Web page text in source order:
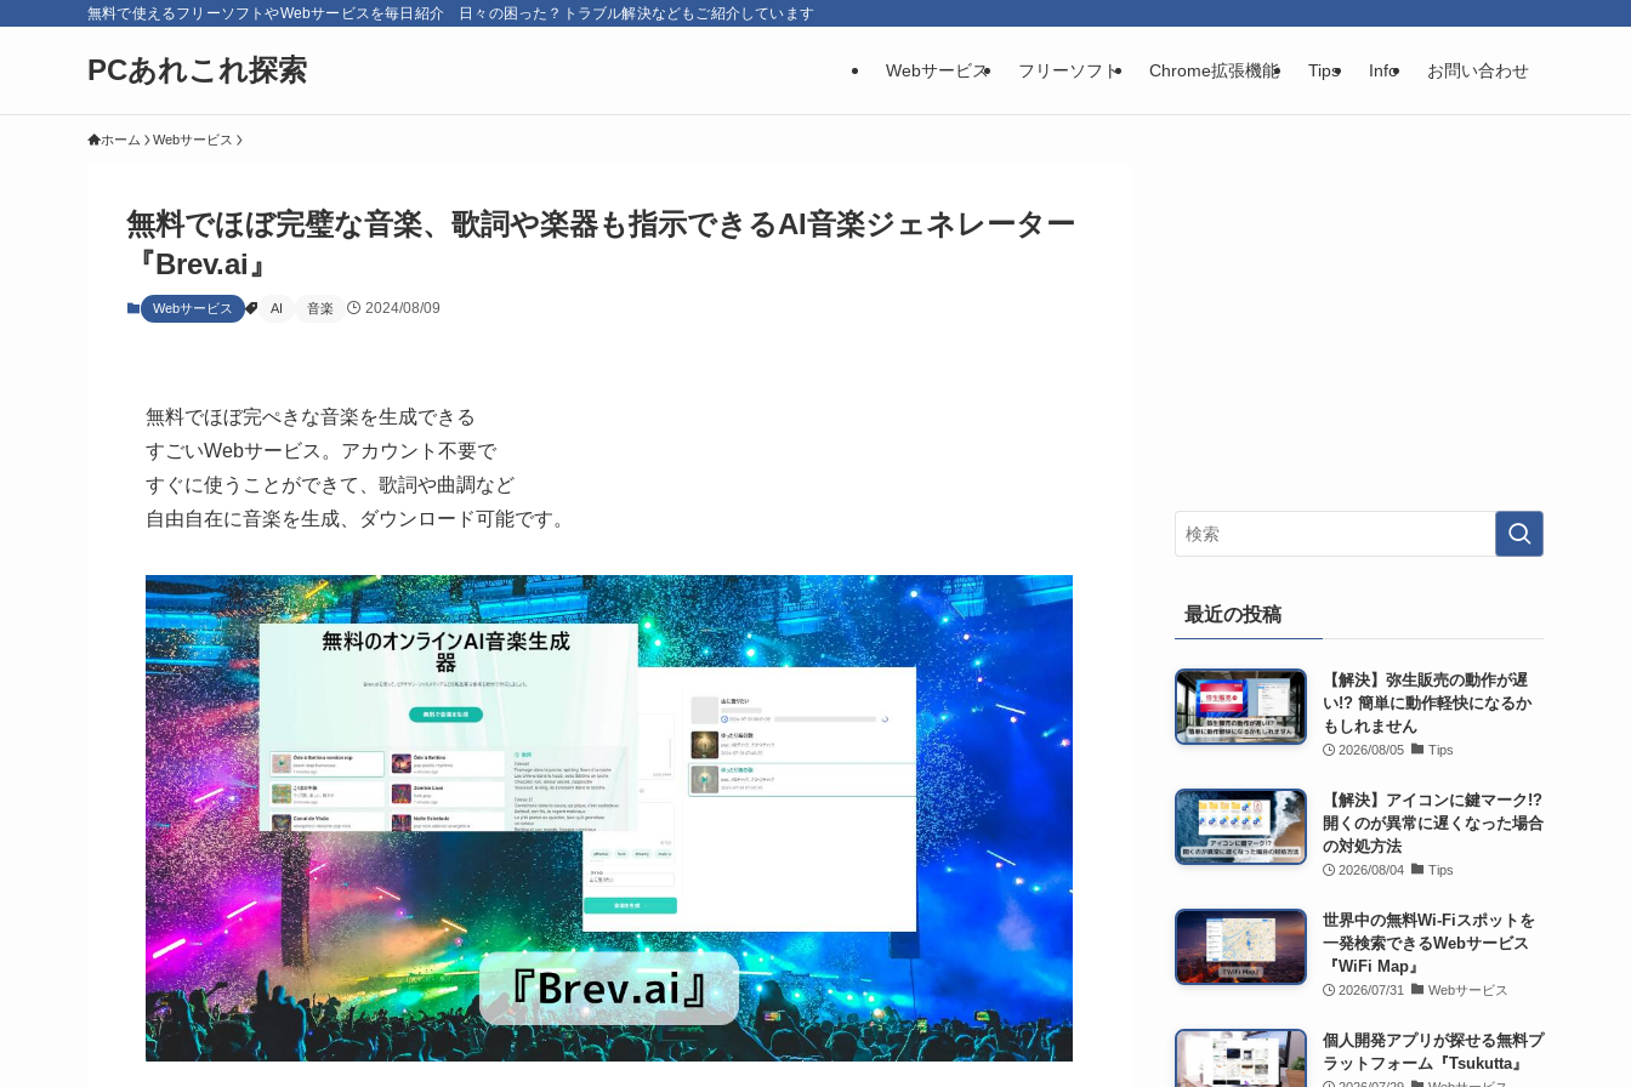
無料で使えるフリーソフトやWebサービスを毎日紹介 日々の困った？トラブル解決などもご紹介しています
PCあれこれ探索 Webサービス フリーソフト Chrome拡張機能 Tips Info お問い合わせ
ホーム Webサービス
無料でほぼ完璧な音楽、歌詞や楽器も指示できるAI音楽ジェネレーター
『Brev.ai』
Webサービス AI 音楽 2024/08/09
無料でほぼ完ぺきな音楽を生成できる
すごいWebサービス。アカウント不要で
すぐに使うことができて、歌詞や曲調など
自由自在に音楽を生成、ダウンロード可能です。
最近の投稿
【解決】弥生販売の動作が遅
い!? 簡単に動作軽快になるか
もしれません
2026/08/05 Tips
【解決】アイコンに鍵マーク!?
開くのが異常に遅くなった場合
の対処方法
2026/08/04 Tips
世界中の無料Wi-Fiスポットを
一発検索できるWebサービス
『WiFi Map』
2026/07/31 Webサービス
個人開発アプリが探せる無料プ
ラットフォーム『Tsukutta』